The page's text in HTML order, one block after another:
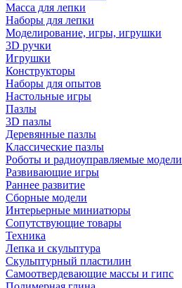
Масса для лепки
Наборы для лепки
Моделирование, игры, игрушки
3D ручки
Игрушки
Конструкторы
Наборы для опытов
Настольные игры
Пазлы
3D пазлы
Деревянные пазлы
Классические пазлы
Роботы и радиоуправляемые модели
Развивающие игры
Раннее развитие
Сборные модели
Интерьерные миниатюры
Сопутствующие товары
Техника
Лепка и скульптура
Скульптурный пластилин
Самоотвердевающие массы и гипс